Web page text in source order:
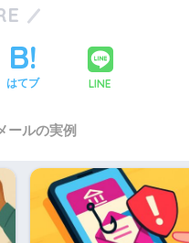
はてブ LINE
ールの実例